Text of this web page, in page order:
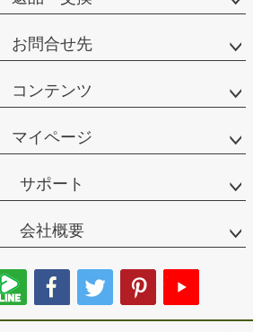
お問合せ先
コンテンツ
マイページ
サポート
会社概要